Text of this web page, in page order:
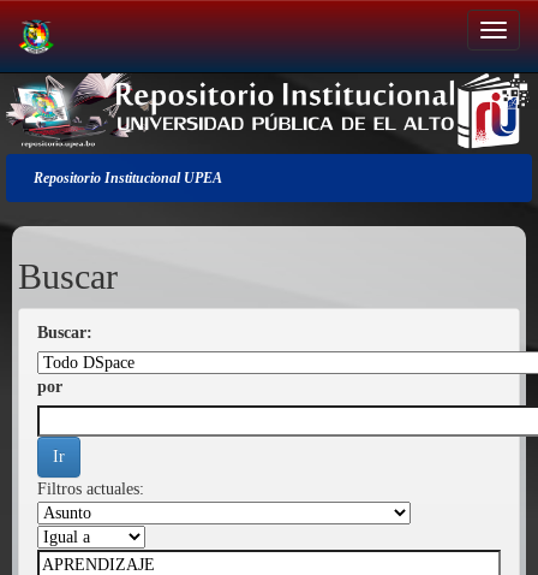
Salir
de
la
navegación
Repositorio Institucional UPEA
Buscar
Buscar:
por
Filtros actuales: